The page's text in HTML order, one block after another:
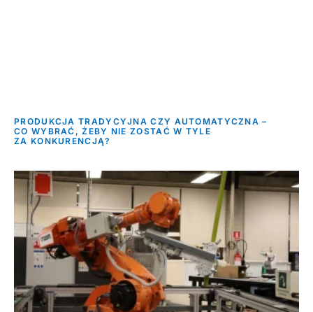
PRODUKCJA TRADYCYJNA CZY AUTOMATYCZNA –
CO WYBRAĆ, ŻEBY NIE ZOSTAĆ W TYLE
ZA KONKURENCJĄ?